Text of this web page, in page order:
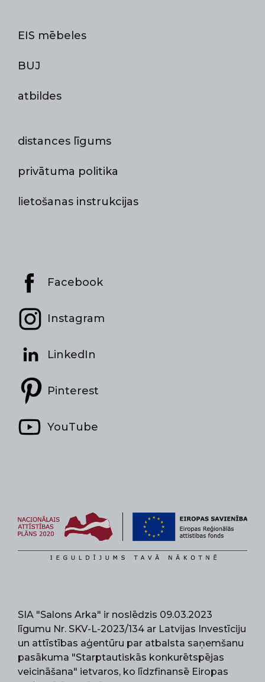
EIS mēbeles
BUJ
atbildes
distances līgums
privātuma politika
lietošanas instrukcijas
Facebook
Instagram
LinkedIn
Pinterest
YouTube
SIA "Salons Arka" ir noslēdzis 09.03.2023
līgumu Nr. SKV-L-2023/134 ar Latvijas Investīciju
un attīstības aģentūru par atbalsta saņemšanu
pasākuma "Starptautiskās konkurētspējas
veicināšana" ietvaros, ko līdzfinansē Eiropas